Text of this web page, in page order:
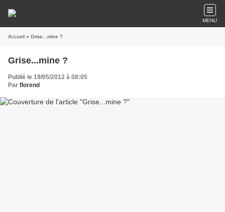
MENU
Accueil » Grise...mine ?
Grise...mine ?
Publié le 19/05/2012 à 08:05
Par florend